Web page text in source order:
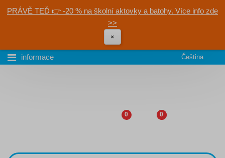
PRÁVĚ TEĎ 👉 -20 % na školní aktovky a batohy. Více info zde
>>
×
informace Čeština
0 0